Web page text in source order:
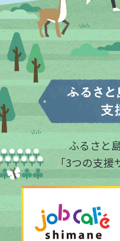
入札情報
サイトマップ
お問い合わせ
ふるさと
「3つの支